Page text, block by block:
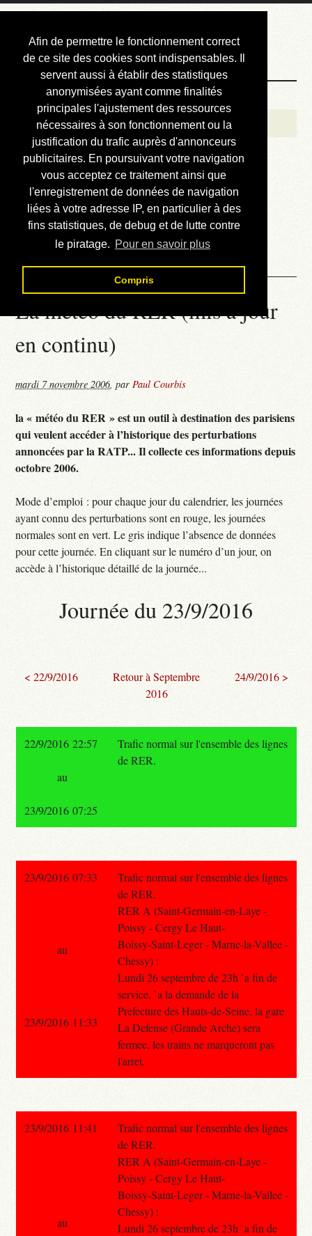
Afin de permettre le fonctionnement correct
de ce site des cookies sont indispensables. Il
servent aussi à établir des statistiques
anonymisées ayant comme finalités
principales l'ajustement des ressources
nécessaires à son fonctionnement ou la
justification du trafic auprès d'annonceurs
publicitaires. En poursuivant votre navigation
vous acceptez ce traitement ainsi que
l'enregistrement de données de navigation
liées à votre adresse IP, en particulier à des
fins statistiques, de debug et de lutte contre
le piratage. Pour en savoir plus
Compris
Courbis, « LE »
Blog Officiel
Bienvenue
Réalisations
Divers (et d’été)
Annonces
Liens externes
Téléchargement
Contact
La météo du RER (mis à jour
en continu)
mardi 7 novembre 2006,parPaul Courbis
la « météo du RER » est un outil à destination des parisiens
qui veulent accéder à l’historique des perturbations
annoncées par la RATP... Il collecte ces informations depuis
octobre 2006.
Mode d’emploi : pour chaque jour du calendrier, les journées
ayant connu des perturbations sont en rouge, les journées
normales sont en vert. Le gris indique l’absence de données
pour cette journée. En cliquant sur le numéro d’un jour, on
accède à l’historique détaillé de la journée...
Journée du 23/9/2016
< 22/9/2016
Retour à Septembre
2016
24/9/2016 >
22/9/2016 22:57
Trafic normal sur l'ensemble des lignes
de RER.
au
23/9/2016 07:25
23/9/2016 07:33
Trafic normal sur l'ensemble des lignes
de RER.
RER A (Saint-Germain-en-Laye -
Poissy - Cergy Le Haut-
Boissy-Saint-Leger - Marne-la-Vallee -
Chessy) :
Lundi 26 septembre de 23h `a fin de
service, `a la demande de la
Prefecture des Hauts-de-Seine, la gare
La Defense (Grande Arche) sera
fermee, les trains ne marqueront pas
l'arret.
au
23/9/2016 11:33
23/9/2016 11:41
Trafic normal sur l'ensemble des lignes
de RER.
RER A (Saint-Germain-en-Laye -
Poissy - Cergy Le Haut-
Boissy-Saint-Leger - Marne-la-Vallee -
Chessy) :
Lundi 26 septembre de 23h `a fin de
au